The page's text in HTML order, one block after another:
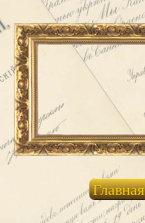
Главная